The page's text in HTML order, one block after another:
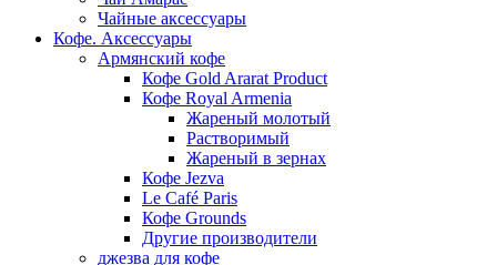
Чайные аксессуары
Кофе. Аксессуары
Армянский кофе
Кофе Gold Ararat Product
Кофе Royal Armenia
Жареный молотый
Растворимый
Жареный в зернах
Кофе Jezva
Le Café Paris
Кофе Grounds
Другие производители
джезва для кофе